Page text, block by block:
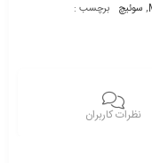
, سوئیچ
برچسب :
نظرات کاربران